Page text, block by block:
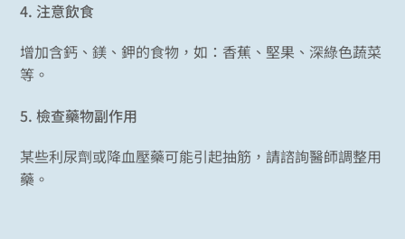
4. 注意飲食
增加含鈣、鎂、鉀的食物，如：香蕉、堅果、深綠色蔬菜
等。
5.檢查藥物副作用
某些利尿劑或降血壓藥可能引起抽筋，請諮詢醫師調整用
藥。